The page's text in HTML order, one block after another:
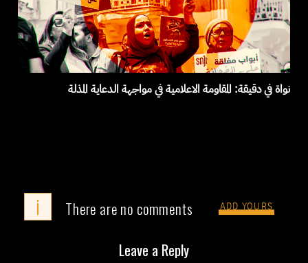
نواة في دقيقة: المقاومة الاعلامية في مواجهة الدعاية المذلة
i There are no comments ADD YOURS
Leave a Reply